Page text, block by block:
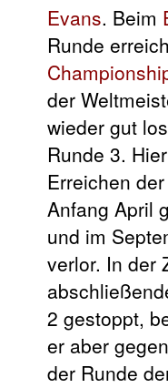
Evans. Beim
Runde
der
wieder gut
Runde 3.
Erreichen
Anfang April
und im
verlor. In der
2 gestoppt,
er aber gegen
der Runde